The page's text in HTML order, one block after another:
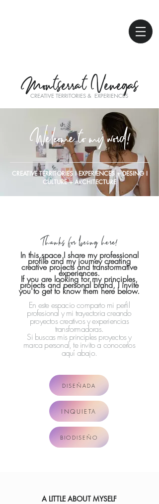
Montserrat Venegas
CREATIVE TERRITORIES & EXPERIENCES
Welcome to my word!
CREATIVE TERRITORIESI EXPERIENCES + DESING I
CULTURE + ARCHITECTURE
Thanks for being here!
In this space I share my professional
profile and my journey creating
creative projects and transformative
experiences.
If you are looking for my principles,
projects and personal brand, I invite
you to get to know them here below.
En este espacio comparto mi perfil
profesional ymi trayectoria creando
proyectos creativos y experiencias
transformadoras.
Si buscas mis principles proyectos y
marca personal, te invito a conocerlos
aquí abajo.
DISEÑADA
INQUIETA
BIODISEÑO
​A LITTLE ABOUT MYSELF